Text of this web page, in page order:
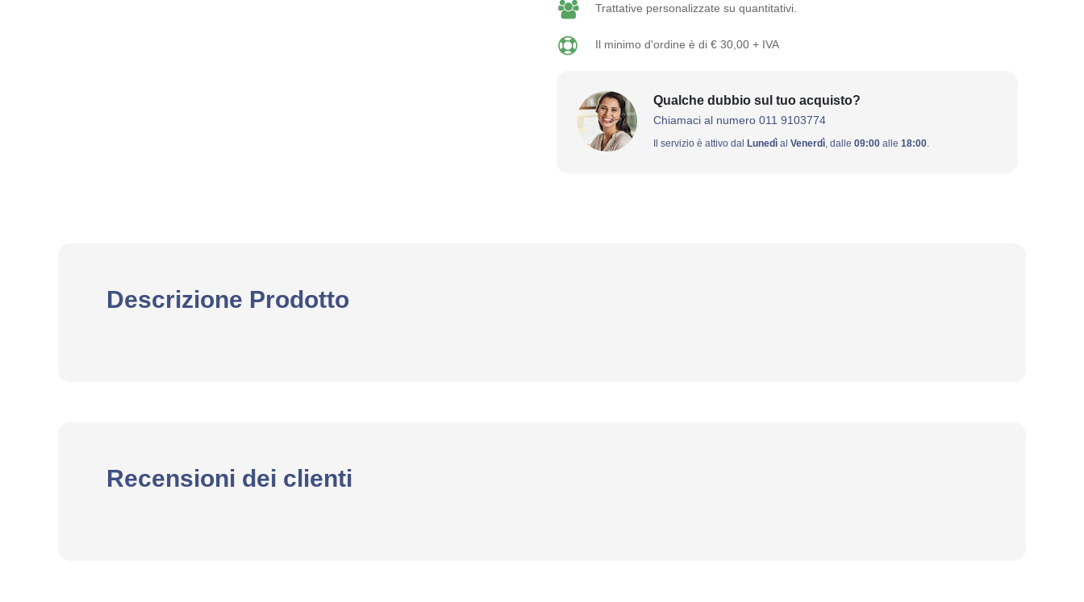
Trattative personalizzate su quantitativi.
Il minimo d'ordine è di € 30,00 + IVA
Qualche dubbio sul tuo acquisto?
Chiamaci al numero 011 9103774
Il servizio è attivo dal Lunedìal Venerdì, dalle 09:00alle 18:00.
Descrizione Prodotto
Recensioni dei clienti